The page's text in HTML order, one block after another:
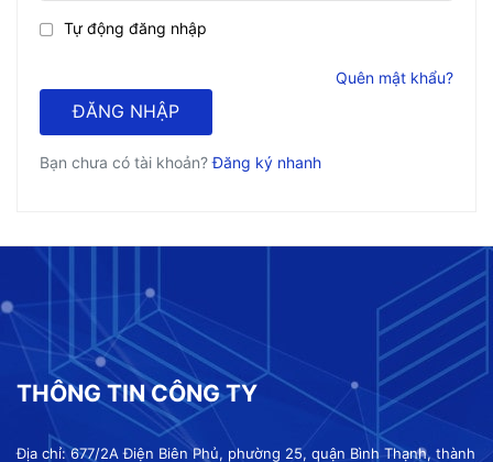
Tự động đăng nhập
Quên mật khẩu?
ĐĂNG NHẬP
Bạn chưa có tài khoản? Đăng ký nhanh
THÔNG TIN CÔNG TY
Địa chỉ: 677/2A Điện Biên Phủ, phường 25, quận Bình Thạnh, thành